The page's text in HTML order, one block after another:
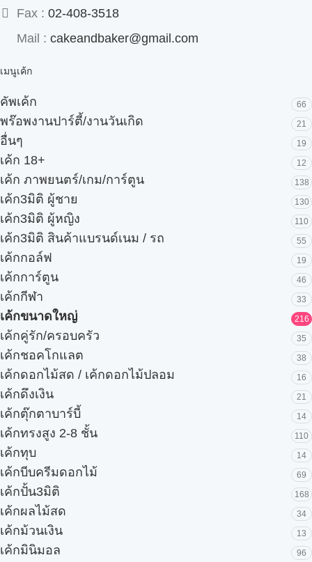
Fax : 02-408-3518
Mail : cakeandbaker@gmail.com
เมนูเค้ก
คัพเค้ก 66
พร๊อพงานปาร์ตี้/งานวันเกิด 21
อื่นๆ 19
เค้ก 18+ 12
เค้ก ภาพยนตร์/เกม/การ์ตูน 138
เค้ก3มิติ ผู้ชาย 130
เค้ก3มิติ ผู้หญิง 110
เค้ก3มิติ สินค้าแบรนด์เนม / รถ 55
เค้กกอล์ฟ 19
เค้กการ์ตูน 46
เค้กกีฬา 33
เค้กขนาดใหญ่ 216
เค้กคู่รัก/ครอบครัว 35
เค้กชอคโกแลต 38
เค้กดอกไม้สด / เค้กดอกไม้ปลอม 16
เค้กดึงเงิน 21
เค้กตุ๊กตาบาร์บี้ 14
เค้กทรงสูง 2-8 ชั้น 110
เค้กทุบ 14
เค้กบีบครีมดอกไม้ 69
เค้กปั้น3มิติ 168
เค้กผลไม้สด 34
เค้กม้วนเงิน 13
เค้กมินิมอล 96